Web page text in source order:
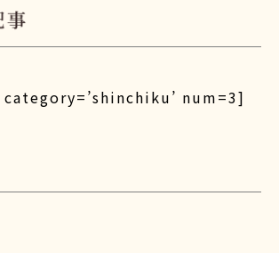
num=3]